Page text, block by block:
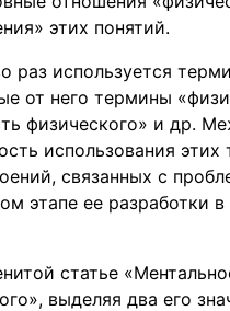
этих понятий.
используется
от него термины
физического» и др.
использования
связанных с
этапе ее разработки в
статье
выделяя два его